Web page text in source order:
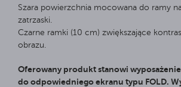
Szara powierzchnia mocowana do ramy
zatrzaski.
Czarne ramki (10 cm) zwiększające
obrazu.
Oferowany produkt stanowi
do odpowiedniego ekranu typu FOLD.